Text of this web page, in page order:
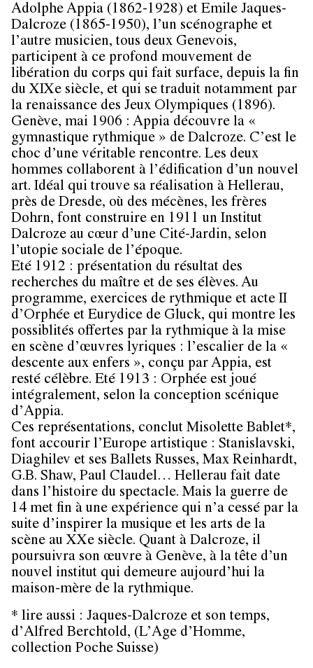
Adolphe Appia (1862-1928) et Emile Jaques-
Dalcroze (1865-1950), l’un scénographe et
l’autre musicien, tous deux Genevois,
participent à ce profond mouvement de
libération du corps qui fait surface, depuis la fin
du XIXe siècle, et qui se traduit notamment par
la renaissance des Jeux Olympiques (1896).
Genève, mai 1906 : Appia découvre la «
gymnastique rythmique » de Dalcroze. C’est le
choc d’une véritable rencontre. Les deux
hommes collaborent à l’édification d’un nouvel
art. Idéal qui trouve sa réalisation à Hellerau,
près de Dresde, où des mécènes, les frères
Dohrn, font construire en 1911 un Institut
Dalcroze au cœur d’une Cité-Jardin, selon
l’utopie sociale de l’époque.
Eté 1912 : présentation du résultat des
recherches du maître et de ses élèves. Au
programme, exercices de rythmique et acte II
d’Orphée et Eurydice de Gluck, qui montre les
possiblités offertes par la rythmique à la mise
en scène d’œuvres lyriques : l’escalier de la «
descente aux enfers », conçu par Appia, est
resté célèbre. Eté 1913 : Orphée est joué
intégralement, selon la conception scénique
d’Appia.
Ces représentations, conclut Misolette Bablet*,
font accourir l’Europe artistique : Stanislavski,
Diaghilev et ses Ballets Russes, Max Reinhardt,
G.B. Shaw, Paul Claudel… Hellerau fait date
dans l’histoire du spectacle. Mais la guerre de
14 met fin à une expérience qui n’a cessé par la
suite d’inspirer la musique et les arts de la
scène au XXe siècle. Quant à Dalcroze, il
poursuivra son œuvre à Genève, à la tête d’un
nouvel institut qui demeure aujourd’hui la
maison-mère de la rythmique.
* lire aussi : Jaques-Dalcroze et son temps,
d’Alfred Berchtold, (L’Age d’Homme,
collection Poche Suisse)